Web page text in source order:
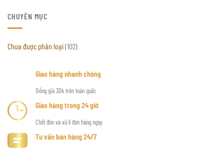
CHUYÊN MỤC
Chưa được phân loại(102)
Giao hàng nhanh chóng
Đồng giá 30k trên toàn quốc
Giao hàng trong 24 giờ
Chốt đơn và xử lí đơn hàng ngày
Tư vấn bán hàng 24/7